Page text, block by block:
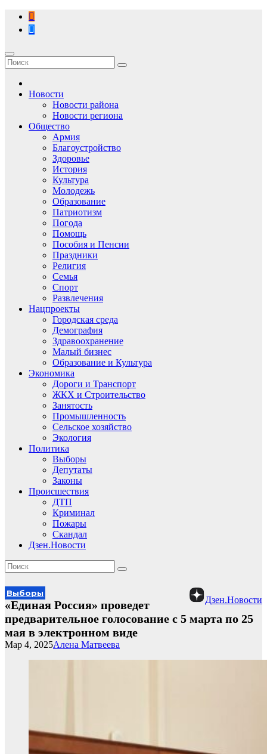
Перейти
содержимому
Новости
Новости района
Новости региона
Общество
Армия
Благоустройство
Здоровье
История
Культура
Молодежь
Образование
Патриотизм
Погода
Помощь
Пособия и Пенсии
Праздники
Религия
Семья
Спорт
Развлечения
Нацпроекты
Городская среда
Демография
Здравоохранение
Малый бизнес
Образование и Культура
Экономика
Дороги и Транспорт
ЖКХ и Строительство
Занятость
Промышленность
Сельское хозяйство
Экология
Политика
Выборы
Депутаты
Законы
Происшествия
ДТП
Криминал
Пожары
Скандал
Дзен.Новости
Дзен.Новости
Выборы
«Единая Россия» проведет
предварительное голосование с 5 марта по 25
мая в электронном виде
Алена Матвеева
Мар 4, 2025